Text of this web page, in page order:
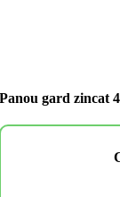
Panou gard zincat